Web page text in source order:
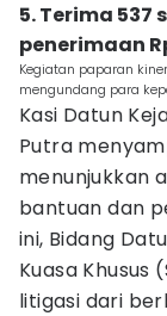
5. Terima
penerimaan
Kegiatan paparan
mengundang para
Kasi Datun
Putra
menunjukkan
bantuan dan
ini, Bidang
Kuasa Khusus
litigasi dari